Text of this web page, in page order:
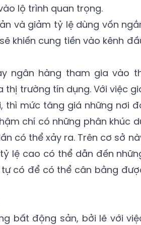
lộ trình quan trọng.
và giảm tỷ lệ dùng vốn
khiến cung tiền vào kênh
ngân hàng tham gia vào
trường tín dụng. Với việc
mức tăng giá những nơi
chí có những phân khúc
có thể xảy ra. Trên cơ sở
lệ cao có thể dẫn đến
tự có để có thể cân bằng
bất động sản, bởi lẽ với